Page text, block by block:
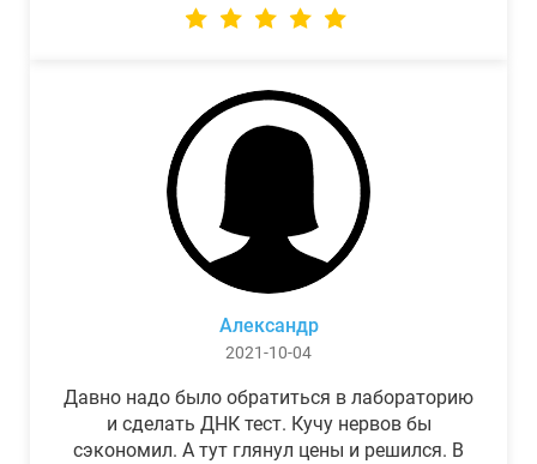
Александр
2021-10-04
Давно надо было обратиться в лабораторию
и сделать ДНК тест. Кучу нервов бы
сэкономил. А тут глянул цены и решился. В